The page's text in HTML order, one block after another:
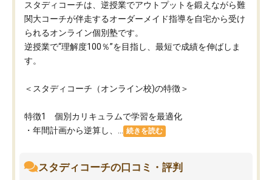
スタディコーチは、逆授業でアウトプットを鍛えながら難
関大コーチが伴走するオーダーメイド指導を自宅から受け
られるオンライン個別塾です。
逆授業で“理解度100％”を目指し、最短で成績を伸ばしま
す。
＜スタディコーチ（オンライン校)の特徴＞
特徴1 個別カリキュラムで学習を最適化
・年間計画から逆算し、...
続きを読む
スタディコーチの口コミ・評判